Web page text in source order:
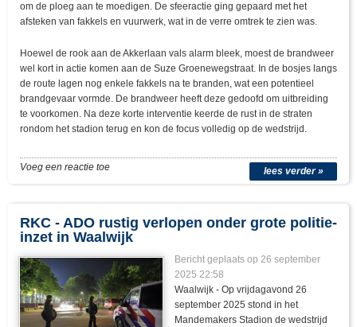
om de ploeg aan te moedigen. De sfeeractie ging gepaard met het
afsteken van fakkels en vuurwerk, wat in de verre omtrek te zien was.
Hoewel de rook aan de Akkerlaan vals alarm bleek, moest de brandweer
wel kort in actie komen aan de Suze Groenewegstraat. In de bosjes langs
de route lagen nog enkele fakkels na te branden, wat een potentieel
brandgevaar vormde. De brandweer heeft deze gedoofd om uitbreiding
te voorkomen. Na deze korte interventie keerde de rust in de straten
rondom het stadion terug en kon de focus volledig op de wedstrijd.
lees verder »
Voeg een reactie toe
RKC - ADO rustig verlopen onder grote politie-
inzet in Waalwijk
Bericht geplaats op 26 september
2025 22:58
Waalwijk - Op vrijdagavond 26
september 2025 stond in het
Mandemakers Stadion de wedstrijd